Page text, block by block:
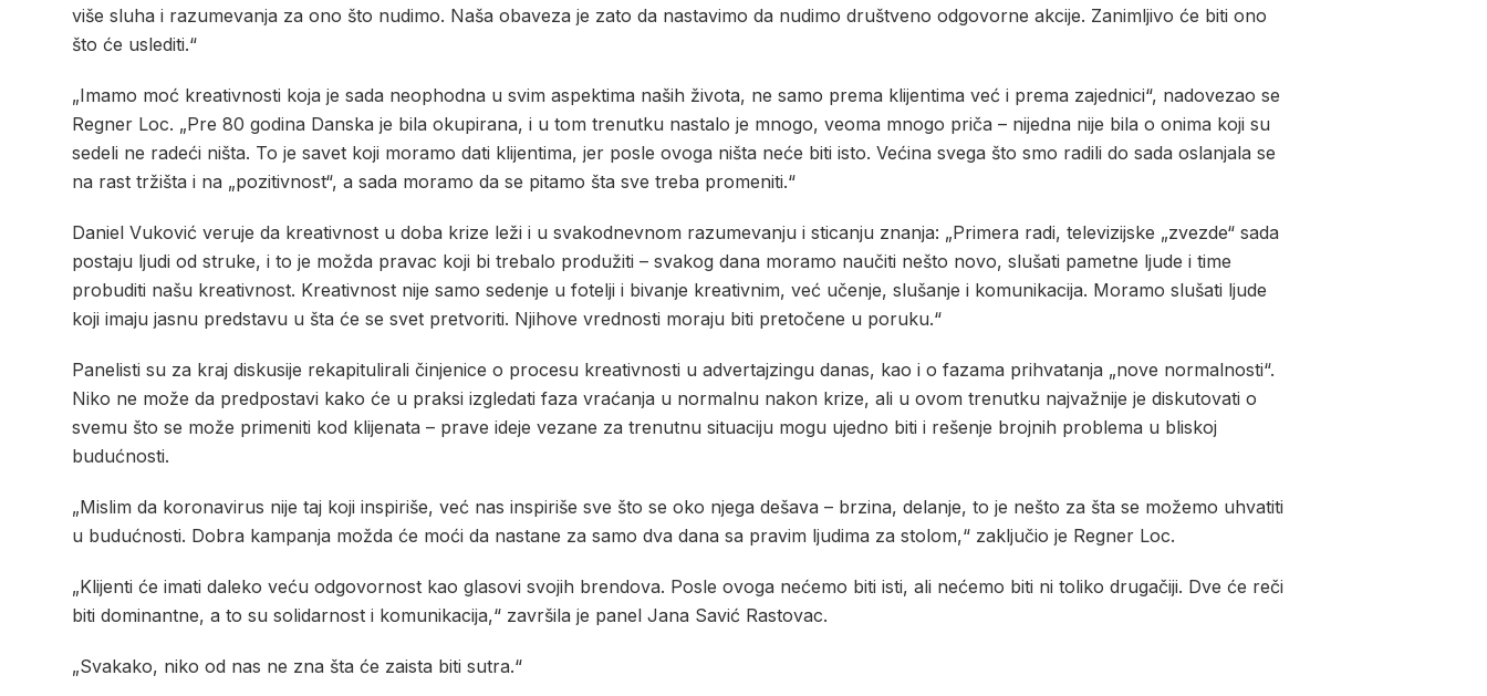
više sluha i razumevanja za ono što nudimo. Naša obaveza je zato da nastavimo da nudimo društveno odgovorne akcije. Zanimljivo će biti ono
što će uslediti.“
„Imamo moć kreativnosti koja je sada neophodna u svim aspektima naših života, ne samo prema klijentima već i prema zajednici“, nadovezao se
Regner Loc. „Pre 80 godina Danska je bila okupirana, i u tom trenutku nastalo je mnogo, veoma mnogo priča – nijedna nije bila o onima koji su
sedeli ne radeći ništa. To je savet koji moramo dati klijentima, jer posle ovoga ništa neće biti isto. Većina svega što smo radili do sada oslanjala se
na rast tržišta i na „pozitivnost“, a sada moramo da se pitamo šta sve treba promeniti.“
Daniel Vuković veruje da kreativnost u doba krize leži i u svakodnevnom razumevanju i sticanju znanja: „Primera radi, televizijske „zvezde“ sada
postaju ljudi od struke, i to je možda pravac koji bi trebalo produžiti – svakog dana moramo naučiti nešto novo, slušati pametne ljude i time
probuditi našu kreativnost. Kreativnost nije samo sedenje u fotelji i bivanje kreativnim, već učenje, slušanje i komunikacija. Moramo slušati ljude
koji imaju jasnu predstavu u šta će se svet pretvoriti. Njihove vrednosti moraju biti pretočene u poruku.“
Panelisti su za kraj diskusije rekapitulirali činjenice o procesu kreativnosti u advertajzingu danas, kao i o fazama prihvatanja „nove normalnosti“.
Niko ne može da predpostavi kako će u praksi izgledati faza vraćanja u normalnu nakon krize, ali u ovom trenutku najvažnije je diskutovati o
svemu što se može primeniti kod klijenata – prave ideje vezane za trenutnu situaciju mogu ujedno biti i rešenje brojnih problema u bliskoj
budućnosti.
„Mislim da koronavirus nije taj koji inspiriše, već nas inspiriše sve što se oko njega dešava – brzina, delanje, to je nešto za šta se možemo uhvatiti
u budućnosti. Dobra kampanja možda će moći da nastane za samo dva dana sa pravim ljudima za stolom,“ zaključio je Regner Loc.
„Klijenti će imati daleko veću odgovornost kao glasovi svojih brendova. Posle ovoga nećemo biti isti, ali nećemo biti ni toliko drugačiji. Dve će reči
biti dominantne, a to su solidarnost i komunikacija,“ završila je panel Jana Savić Rastovac.
„Svakako, niko od nas ne zna šta će zaista biti sutra.“